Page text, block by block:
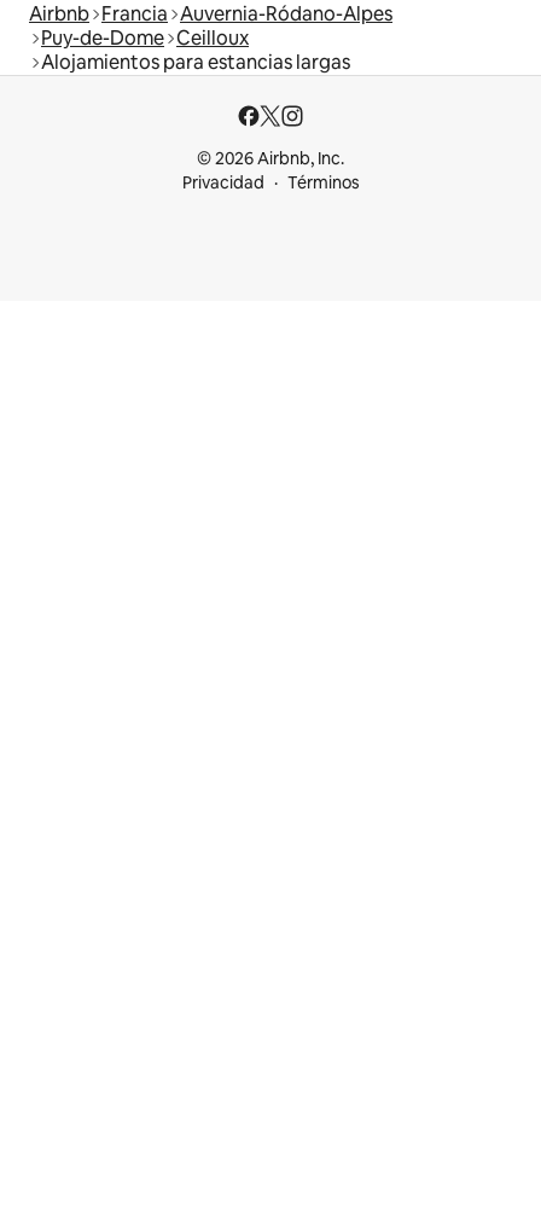
Airbnb Francia Auvernia-Ródano-Alpes
Puy-de-Dome Ceilloux
Alojamientos para estancias largas
© 2026 Airbnb, Inc.
Privacidad
Términos